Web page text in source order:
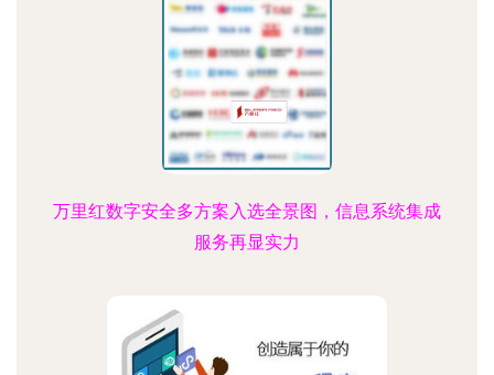
万里红数字安全多方案入选全景图，信息系统集成
服务再显实力